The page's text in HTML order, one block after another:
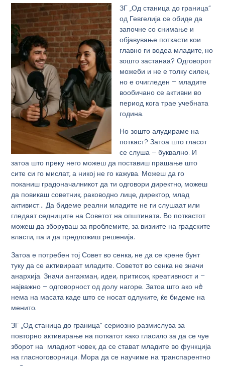
ЗГ „Од станица до граница“
од Гевгелија се обиде да
започне со снимање и
објавување поткасти кои
главно ги водеа младите, но
зошто застанаа? Одговорот
можеби и не е толку силен,
но е очигледен – младите
вообичано се активни во
период кога трае учебната
година.
Но зошто алудираме на
поткаст? Затоа што гласот
се слуша – буквално. И
затоа што преку него можеш да поставиш прашање што
сите си го мислат, а никој не го кажува. Можеш да го
поканиш градоначалникот да ти одговори директно, можеш
да повикаш советник, раководно лице, директор, млад
активист… Да бидеме реални младите не ги слушаат или
гледаат седниците на Советот на општината. Во поткастот
можеш да зборуваш за проблемите, за визиите на градските
власти, па и да предложиш решенија.
Затоа е потребен тој Совет во сенка, не да се крене бунт
туку да се активираат младите. Советот во сенка не значи
анархија. Значи ангажман, идеи, притисок, креативност и –
најважно –одговорност од долу нагоре. Затоа што ако нè
нема на масата каде што се носат одлуките, ќе бидеме на
менито.
ЗГ „Од станица до граница“ сериозно размислува за
повторно активирање на поткатот како гласило за да се чуе
зборот на младиот човек, да се стават младите во функција
на гласноговорници. Мора да се научиме на транспарентно